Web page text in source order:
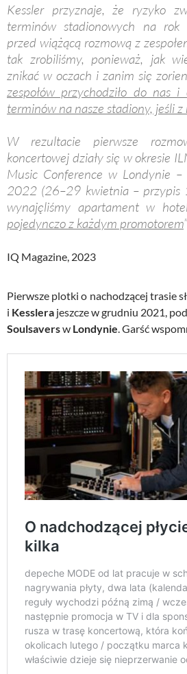
Kessler przyznaje, że ryzyko
terminów stadionowych na rok
przed wiążącą rozmową z
tak zrobiliśmy, ponieważ, jak
znikać w oczach i zanim się
zespołów przychodziło do nas i
terminów na nasze stadiony, jeśli
W rezultacie pierwsze
koncertowej działy się w okresie
Music Conference w Londynie
2022 (26–29 kwietnia – przypis
wynajęliśmy apartament w
pojedynczo z każdym promotorem
IQ Magazine, 2023
Pierwsze plotki o nachodzącej trasie
i Kesslera jeszcze w grudniu 2021,
Soulsaversw Londynie. Garść